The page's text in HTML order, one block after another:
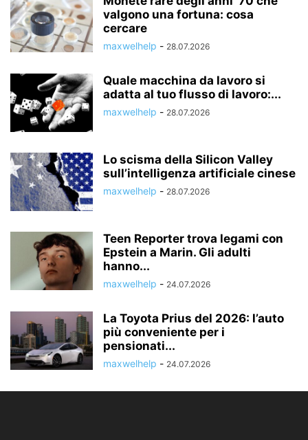
valgono una fortuna: cosa
cercare
maxwelhelp - 28.07.2026
Quale macchina da lavoro si
adatta al tuo flusso di lavoro:...
maxwelhelp - 28.07.2026
Lo scisma della Silicon Valley
sull’intelligenza artificiale cinese
maxwelhelp - 28.07.2026
Teen Reporter trova legami con
Epstein a Marin. Gli adulti
hanno...
maxwelhelp - 24.07.2026
La Toyota Prius del 2026: l’auto
più conveniente per i
pensionati...
maxwelhelp - 24.07.2026